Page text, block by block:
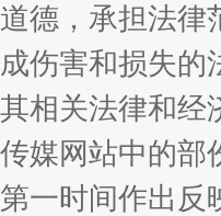
魏明
德，承担法
伤害和损失
相关法律和
媒网站中的
一时间作出